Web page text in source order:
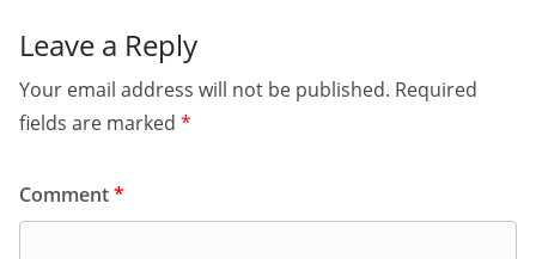
Leave a Reply
Your email address will not be published. Required
fields are marked *
Comment*